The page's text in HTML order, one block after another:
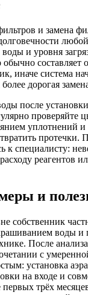
и замена
и уровня
составляет
иначе система
дорогая
после
проверяйте
уплотнений и
протечки.
специалисту:
реагентов
и
собственник
воды и
После
с
установка
на входе и
трёх